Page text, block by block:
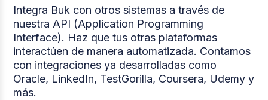
Integra Buk con otros sistemas a través de
nuestra API (Application Programming
Interface). Haz que tus otras plataformas
interactúen de manera automatizada. Contamos
con integraciones ya desarrolladas como
Oracle, LinkedIn, TestGorilla, Coursera, Udemy y
más.